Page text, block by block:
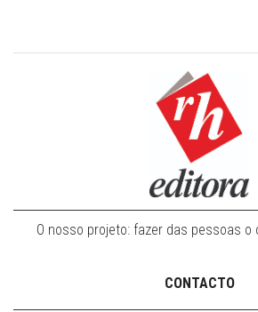
O nosso projeto: fazer das pessoas o
CONTACTO